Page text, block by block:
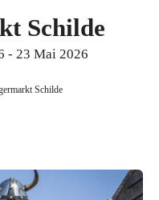
Schilde
- 23 Mai 2026
Schilde